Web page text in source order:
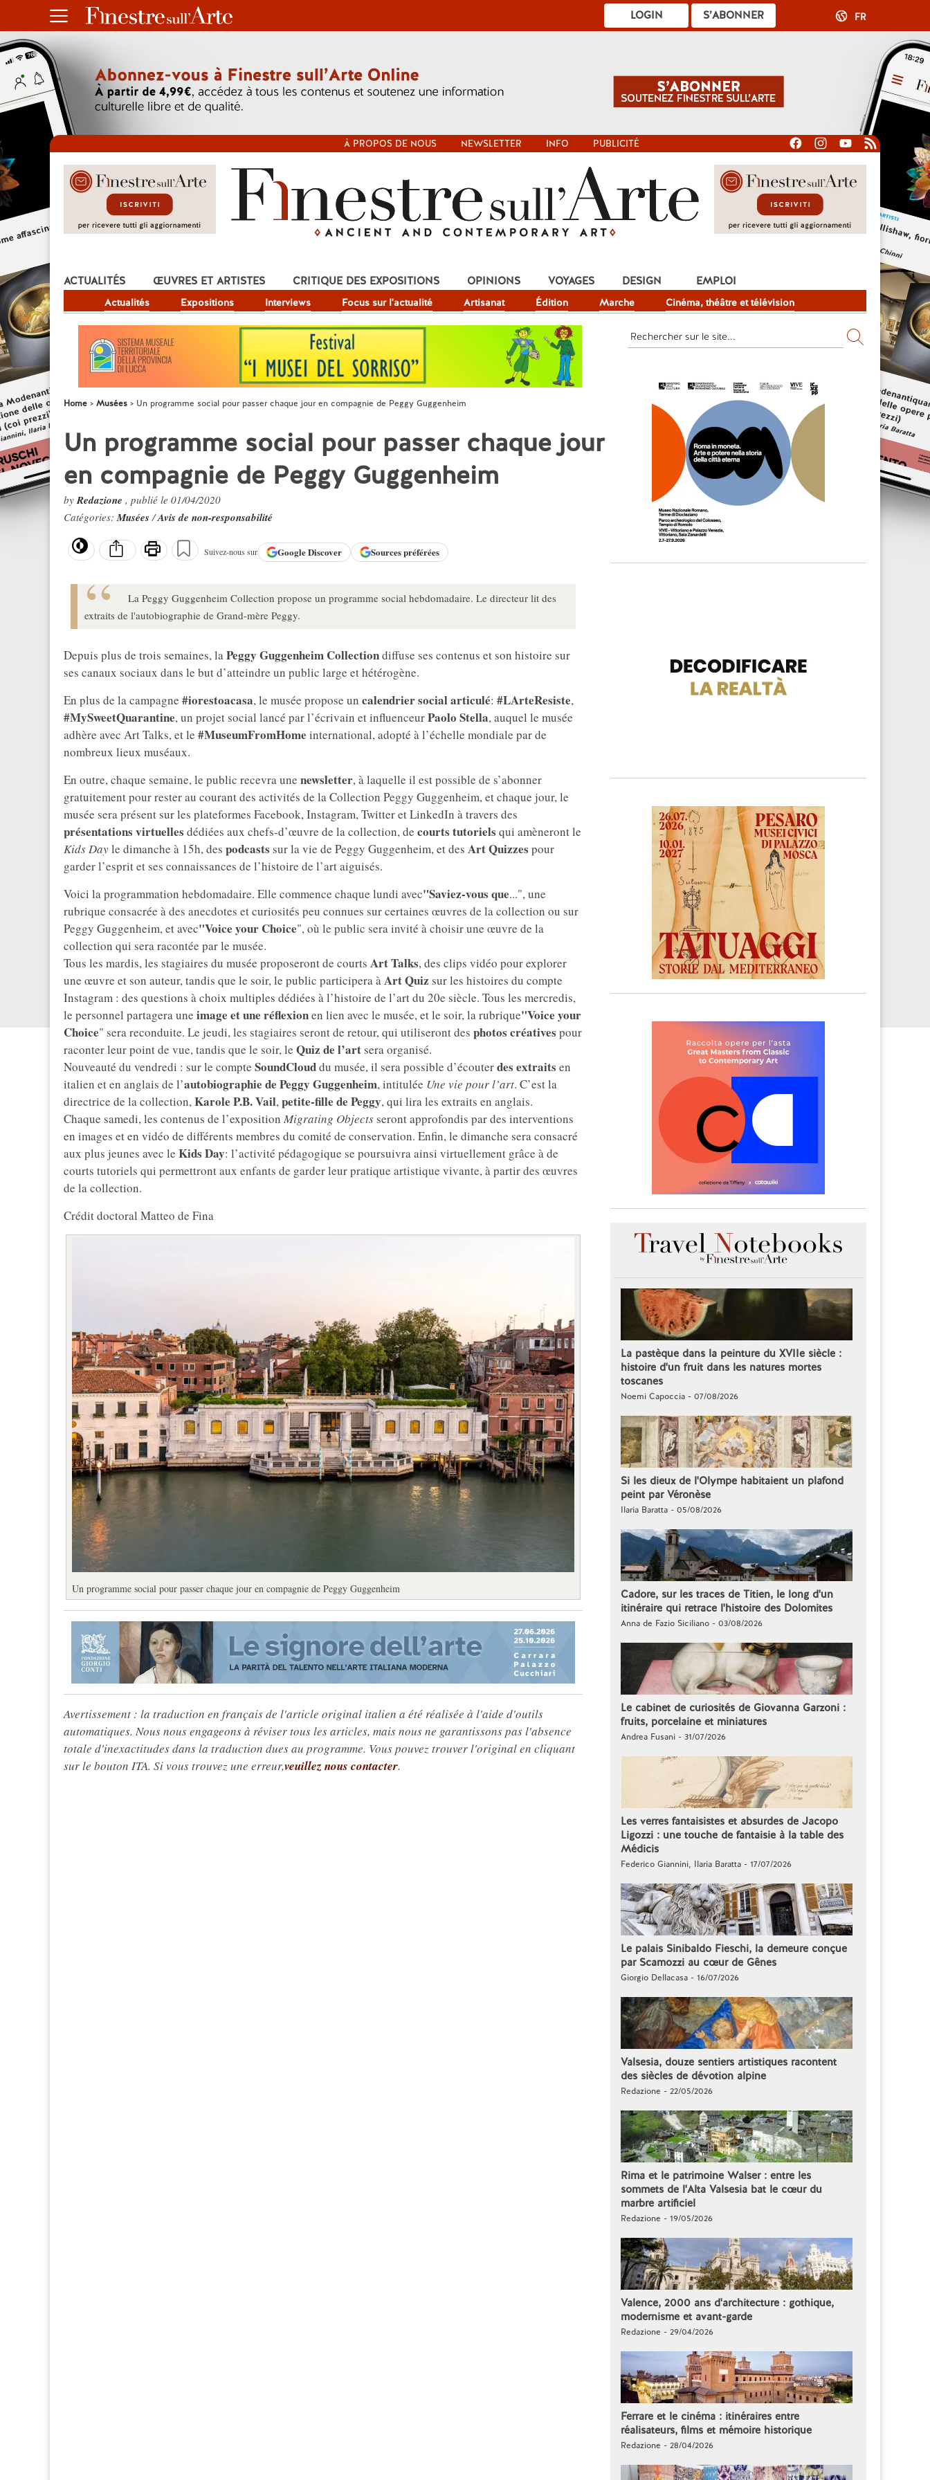
S’ABONNER
LOGIN FR
À PROPOS DE NOUS NEWSLETTER INFO PUBLICITÉ
ACTUALITÉS
Actualités Expositions Interviews Focus sur l'actualité Artisanat Édition Marche Cinéma, théâtre et télévision
ŒUVRES ET ARTISTES CRITIQUE DES EXPOSITIONS OPINIONS VOYAGES DESIGN EMPLOI
Home Musées Un programme social pour passer chaque jour en compagnie de Peggy Guggenheim
Un programme social pour passer chaque jour
en compagnie de Peggy Guggenheim
byRedazione , publié le 01/04/2020
Catégories:Musées/Avis de non-responsabilité
Suivez-nous sur GoogleDiscover Sources préférées
La Peggy Guggenheim Collection propose un programme social hebdomadaire. Le directeur lit des
extraits de l'autobiographie de Grand-mère Peggy.
Depuis plus de trois semaines, laPeggy Guggenheim Collectiondiffuse ses contenus et son histoire sur
ses canaux sociaux dans le but d’atteindre un public large et hétérogène.
En plus de la campagne #iorestoacasa, le musée propose un calendrier social articulé: #LArteResiste,
#MySweetQuarantine, un projet social lancé par l’écrivain et influenceurPaolo Stella, auquel le musée
adhère avec Art Talks, et le #MuseumFromHome international, adopté à l’échelle mondiale par de
nombreux lieux muséaux.
En outre, chaque semaine, le public recevra une newsletter, à laquelle il est possible de s’abonner
gratuitement pour rester au courant des activités de la Collection Peggy Guggenheim, et chaque jour, le
musée sera présent sur les plateformes Facebook, Instagram, Twitter et LinkedIn à travers des
présentations virtuelles dédiées aux chefs-d’œuvre de la collection, de courts tutoriels qui amèneront le
Kids Dayle dimanche à 15h, des podcasts sur la vie de Peggy Guggenheim, et des Art Quizzes pour
garder l’esprit et ses connaissances de l’histoire de l’art aiguisés.
Voici la programmation hebdomadaire. Elle commence chaque lundi avec"Saviez-vous que...", une
rubrique consacrée à des anecdotes et curiosités peu connues sur certaines œuvres de la collection ou sur
Peggy Guggenheim, et avec"Voice your Choice", où le public sera invité à choisir une œuvre de la
collection qui sera racontée par le musée.
Tous les mardis, les stagiaires du musée proposeront de courts Art Talks, des clips vidéo pour explorer
une œuvre et son auteur, tandis que le soir, le public participera àArt Quiz sur les histoires du compte
Instagram : des questions à choix multiples dédiées à l’histoire de l’art du 20e siècle. Tous les mercredis,
le personnel partagera une image et une réflexionen lien avec le musée, et le soir, la rubrique"Voice your
Choice" sera reconduite. Le jeudi, les stagiaires seront de retour, qui utiliseront des photos créatives pour
raconter leur point de vue, tandis que le soir, le Quiz de l’art sera organisé.
Nouveauté du vendredi : sur le compte SoundClouddu musée, il sera possible d’écouterdes extraits en
italien et en anglais de l’autobiographie de Peggy Guggenheim, intitulée Une vie pour l’art. C’est la
directrice de la collection,Karole P.B. Vail,petite-fille de Peggy, qui lira les extraits en anglais.
Chaque samedi, les contenus de l’exposition Migrating Objects seront approfondis par des interventions
en images et en vidéo de différents membres du comité de conservation. Enfin, le dimanche sera consacré
aux plus jeunes avec le Kids Day: l’activité pédagogique se poursuivra ainsi virtuellement grâce à de
courts tutoriels qui permettront aux enfants de garder leur pratique artistique vivante, à partir des œuvres
de la collection.
Crédit doctoral Matteo de Fina
Un programme social pour passer chaque jour en compagnie de Peggy Guggenheim
Avertissement : la traduction en français de l'article original italien a été réalisée à l'aide d'outils
automatiques. Nous nous engageons à réviser tous les articles, mais nous ne garantissons pas l'absence
totale d'inexactitudes dans la traduction dues au programme. Vous pouvez trouver l'original en cliquant
sur le bouton ITA. Si vous trouvez une erreur,veuillez nous contacter.
La pastèque dans la peinture du XVIIe siècle :
histoire d'un fruit dans les natures mortes
toscanes
Noemi Capoccia - 07/08/2026
Si les dieux de l'Olympe habitaient un plafond
peint par Véronèse
Ilaria Baratta - 05/08/2026
Cadore, sur les traces de Titien, le long d'un
itinéraire qui retrace l'histoire des Dolomites
Anna de Fazio Siciliano - 03/08/2026
Le cabinet de curiosités de Giovanna Garzoni :
fruits, porcelaine et miniatures
Andrea Fusani - 31/07/2026
Les verres fantaisistes et absurdes de Jacopo
Ligozzi : une touche de fantaisie à la table des
Médicis
Federico Giannini, Ilaria Baratta - 17/07/2026
Le palais Sinibaldo Fieschi, la demeure conçue
par Scamozzi au cœur de Gênes
Giorgio Dellacasa - 16/07/2026
Valsesia, douze sentiers artistiques racontent
des siècles de dévotion alpine
Redazione - 22/05/2026
Rima et le patrimoine Walser : entre les
sommets de l'Alta Valsesia bat le cœur du
marbre artificiel
Redazione - 19/05/2026
Valence, 2000 ans d'architecture : gothique,
modernisme et avant-garde
Redazione - 29/04/2026
Ferrare et le cinéma : itinéraires entre
réalisateurs, films et mémoire historique
Redazione - 28/04/2026